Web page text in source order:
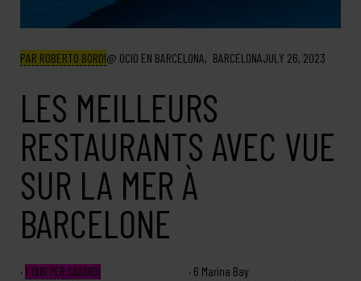
PAR ROBERTO BORDI OCIO EN BARCELONA BARCELONAJULY 26, 2023
LES MEILLEURS
RESTAURANTS AVEC VUE
SUR LA MER À
BARCELONE
1 1881 PER SAGARDI
6 Marina Bay